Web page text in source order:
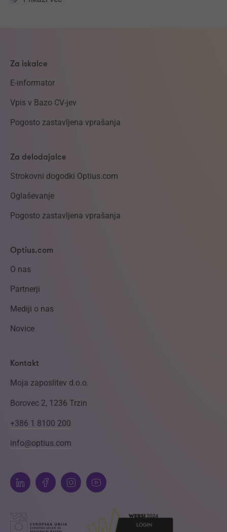
Za iskalce
E-informator
Vpis v Bazo CV-jev
Pogosto zastavljena vprašanja
Za delodajalce
Strokovni dogodki Optius.com
Oglaševanje
Pogosto zastavljena vprašanja
Optius.com
O nas
Partnerji
Mediji o nas
Novice
Kontakt
Moja zaposlitev d.o.o.
Borovec 2, 1236 Trzin
+386 1 8100 200
info@optius.com